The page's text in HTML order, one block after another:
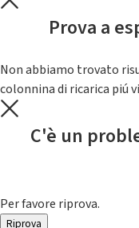
Prova a
Non abbiamo trovato
colonnina di ricarica piú
C'è un
Per favore riprova.
Riprova